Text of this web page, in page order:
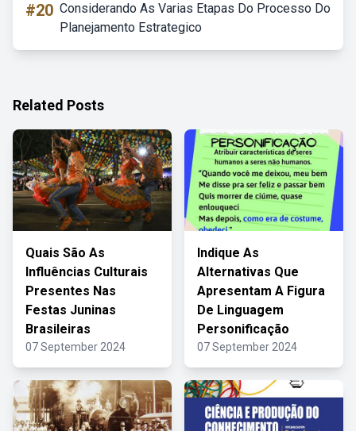
#20 Considerando As Varias Etapas Do Processo Do
Planejamento Estrategico
Related Posts
Quais São As
Influências Culturais
Presentes Nas
Festas Juninas
Brasileiras
07 September 2024
Indique As
Alternativas Que
Apresentam A Figura
De Linguagem
Personificação
07 September 2024